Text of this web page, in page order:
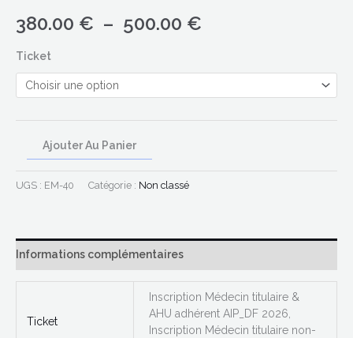
380.00 € – 500.00 €
Ticket
Ajouter Au Panier
UGS : EM-40 Catégorie : Non classé
Informations complémentaires
Ticket
Inscription Médecin titulaire &
AHU adhérent AIP_DF 2026,
Inscription Médecin titulaire non-